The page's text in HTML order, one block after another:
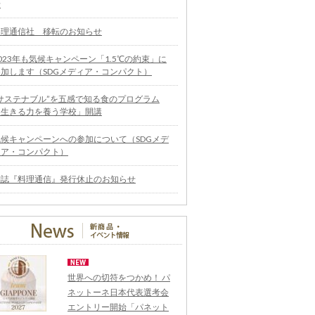
通信社 移転のお知らせ
年も気候キャンペーン「1.5℃の約束」に
します（SDGメディア・コンパクト）
ステナブル”を五感で知る食のプログラム
きる力を養う学校」開講
キャンペーンへの参加について（SDGメデ
・コンパクト）
『料理通信』発行休止のお知らせ
世界への切符をつかめ！ パ
ネットーネ日本代表選考会
エントリー開始「パネット